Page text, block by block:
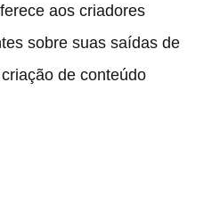
aos criadores
sobre suas saídas de
de conteúdo